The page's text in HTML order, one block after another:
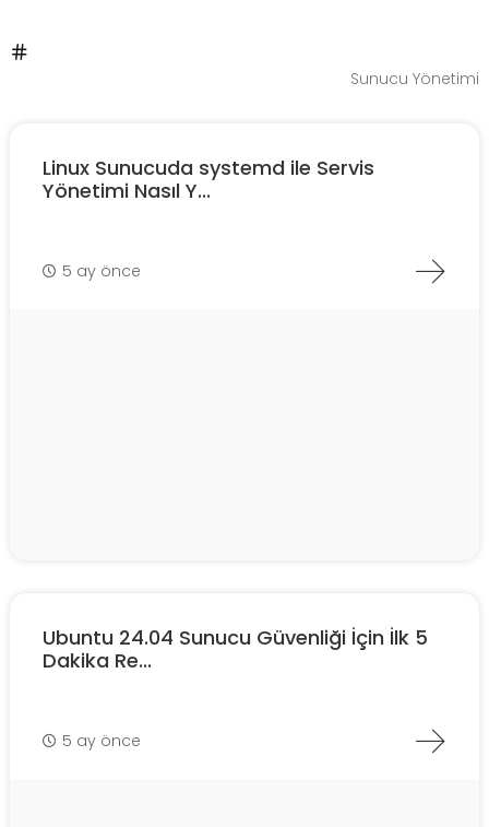
Sunucu Yönetimi
Linux Sunucuda systemd ile Servis
Yönetimi Nasıl Y...
5 ay önce
Ubuntu 24.04 Sunucu Güvenliği İçin İlk 5
Dakika Re...
5 ay önce